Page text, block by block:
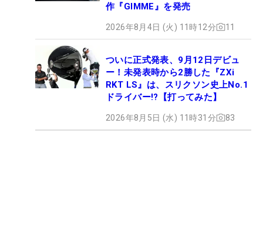
作『GIMME』を発売
2026年8月4日 (火) 11時12分 11
ついに正式発表、9月12日デビュ
ー！未発表時から2勝した『ZXi
RKT LS』は、スリクソン史上No.1
ドライバー!?【打ってみた】
2026年8月5日 (水) 11時31分 83